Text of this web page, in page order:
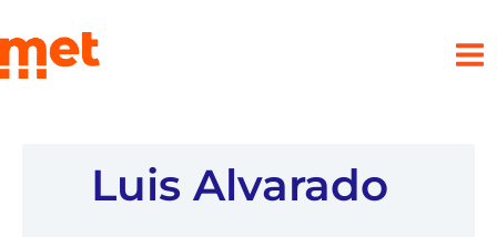
al
contenido
Luis Alvarado